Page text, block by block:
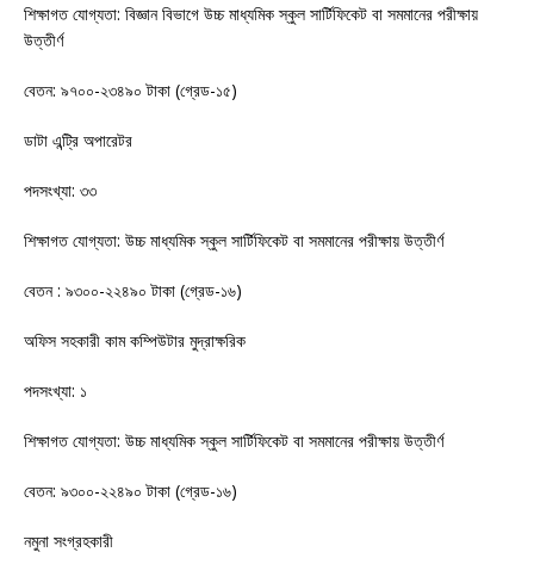
শিক্ষাগত যোগ্যতা: বিজ্ঞান বিভাগে উচ্চ মাধ্যমিক স্কুল সার্টিফিকেট বা সমমানের পরীক্ষায়
উত্তীর্ণ
বেতন: ৯৭০০-২৩৪৯০ টাকা (গ্রেড-১৫)
ডাটা এন্ট্রি অপারেটর
পদসংখ্যা: ৩৩
শিক্ষাগত যোগ্যতা: উচ্চ মাধ্যমিক স্কুল সার্টিফিকেট বা সমমানের পরীক্ষায় উত্তীর্ণ
বেতন : ৯৩০০-২২৪৯০ টাকা (গ্রেড-১৬)
অফিস সহকারী কাম কম্পিউটার মুদ্রাক্ষরিক
পদসংখ্যা: ১
শিক্ষাগত যোগ্যতা: উচ্চ মাধ্যমিক স্কুল সার্টিফিকেট বা সমমানের পরীক্ষায় উত্তীর্ণ
বেতন: ৯৩০০-২২৪৯০ টাকা (গ্রেড-১৬)
নমুনা সংগ্রহকারী